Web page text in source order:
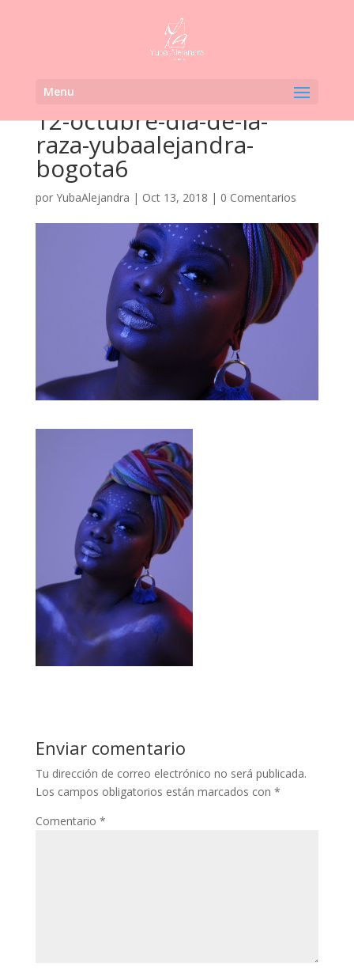
Menu
12-octubre-dia-de-la-
raza-yubaalejandra-
bogota6
por YubaAlejandra | Oct 13, 2018 | 0 Comentarios
Enviar comentario
Tu dirección de correo electrónico no será publicada.
Los campos obligatorios están marcados con *
Comentario *